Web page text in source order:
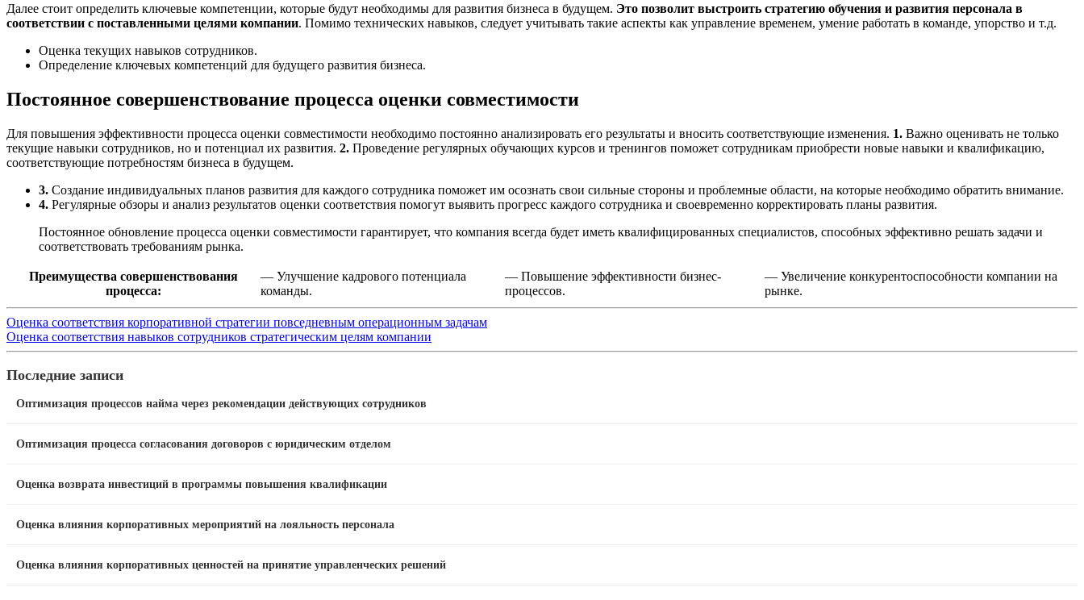
Далее стоит определить ключевые компетенции, которые будут необходимы для развития бизнеса в будущем. Это позволит выстроить стратегию обучения и развития персонала в
соответствии с поставленными целями компании. Помимо технических навыков, следует учитывать такие аспекты как управление временем, умение работать в команде, упорство и т.д.
Оценка текущих навыков сотрудников.
Определение ключевых компетенций для будущего развития бизнеса.
Постоянное совершенствование процесса оценки совместимости
Для повышения эффективности процесса оценки совместимости необходимо постоянно анализировать его результаты и вносить соответствующие изменения. 1. Важно оценивать не только
текущие навыки сотрудников, но и потенциал их развития. 2. Проведение регулярных обучающих курсов и тренингов поможет сотрудникам приобрести новые навыки и квалификацию,
соответствующие потребностям бизнеса в будущем.
3. Создание индивидуальных планов развития для каждого сотрудника поможет им осознать свои сильные стороны и проблемные области, на которые необходимо обратить внимание.
4. Регулярные обзоры и анализ результатов оценки соответствия помогут выявить прогресс каждого сотрудника и своевременно корректировать планы развития.
Постоянное обновление процесса оценки совместимости гарантирует, что компания всегда будет иметь квалифицированных специалистов, способных эффективно решать задачи и
соответствовать требованиям рынка.
Преимущества совершенствования
процесса:
— Улучшение кадрового потенциала
команды.
— Повышение эффективности бизнес-
процессов.
— Увеличение конкурентоспособности компании на
рынке.
Оценка соответствия корпоративной стратегии повседневным операционным задачам
Оценка соответствия навыков сотрудников стратегическим целям компании
Последние записи
Оптимизация процессов найма через рекомендации действующих сотрудников
Оптимизация процесса согласования договоров с юридическим отделом
Оценка возврата инвестиций в программы повышения квалификации
Оценка влияния корпоративных мероприятий на лояльность персонала
Оценка влияния корпоративных ценностей на принятие управленческих решений